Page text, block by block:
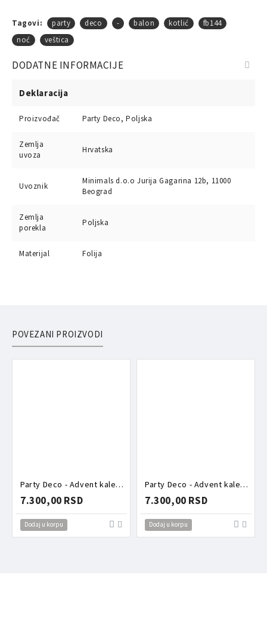
Tagovi: party deco - balon kotlić
fb144
noć
veštica
DODATNE INFORMACIJE
Deklaracija
Proizvođač Party Deco, Poljska
Zemlja
uvoza
Hrvatska
Uvoznik
Minimals d.o.o Jurija Gagarina 12b, 11000
Beograd
Zemlja
porekla
Poljska
Materijal Folija
POVEZANI PROIZVODI
Party Deco - Advent kalendar - Roze kutija puna aksesoara
7.300,00 RSD
Dodaj u korpu
Party Deco - Advent kalendar - Torbica puna aksesoara zeka
7.300,00 RSD
Dodaj u korpu